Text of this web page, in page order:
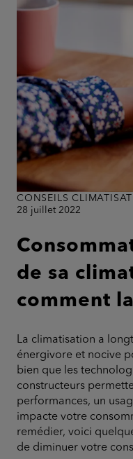
CONSEILS
28 juillet 2022
de sa
comment
La climatisation a
énergivore et nocive
bien que les
constructeurs
performances, un
impacte votre
remédier, voici
de diminuer votre